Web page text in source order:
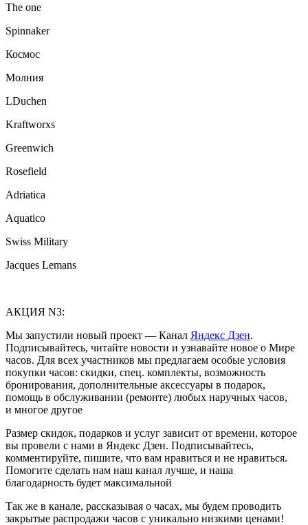
The one
Spinnaker
Космос
Молния
LDuchen
Kraftworxs
Greenwich
Rosefield
Adriatica
Aquatico
Swiss Military
Jacques Lemans
АКЦИЯ N3:
Мы запустили новый проект — Канал Яндекс Дзен.
Подписывайтесь, читайте новости и узнавайте новое о Мире
часов. Для всех участников мы предлагаем особые условия
покупки часов: скидки, спец. комплекты, возможность
бронирования, дополнительные аксессуары в подарок,
помощь в обслуживании (ремонте) любых наручных часов,
и многое другое
Размер скидок, подарков и услуг зависит от времени, которое
вы провели с нами в Яндекс Дзен. Подписывайтесь,
комментируйте, пишите, что вам нравиться и не нравиться.
Помогите сделать нам наш канал лучше, и наша
благодарность будет максимальной
Так же в канале, рассказывая о часах, мы будем проводить
закрытые распродажи часов с уникально низкими ценами!